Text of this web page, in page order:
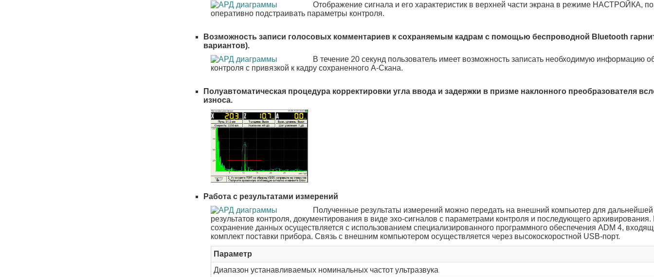
Отображение сигнала и его характеристик в верхней части экрана в режиме НАСТРОЙКА,
оперативно подстраивать параметры контроля.
Возможность записи голосовых комментариев к сохраняемым кадрам c помощью беспроводной Bluetooth
вариантов).
В течение 20 секунд пользователь имеет возможность записать необходимую информацию
контроля с привязкой к кадру сохраненного А-Скана.
Полуавтоматическая процедура корректировки угла ввода и задержки в призме наклонного преобразователя
износа.
Работа с результатами измерений
Полученные результаты измерений можно передать на внешний компьютер для дальнейшей
результатов контроля, документирования в виде эхо-сигналов с параметрами контроля и последующего
сохранение данных осуществляется с использованием специализированного программного обеспечения ADM 4,
комплект поставки прибора. Связь с внешним компьютером осуществляется через высокоскоростной USB-порт.
Параметр
Диапазон устанавливаемых номинальных частот ультразвука